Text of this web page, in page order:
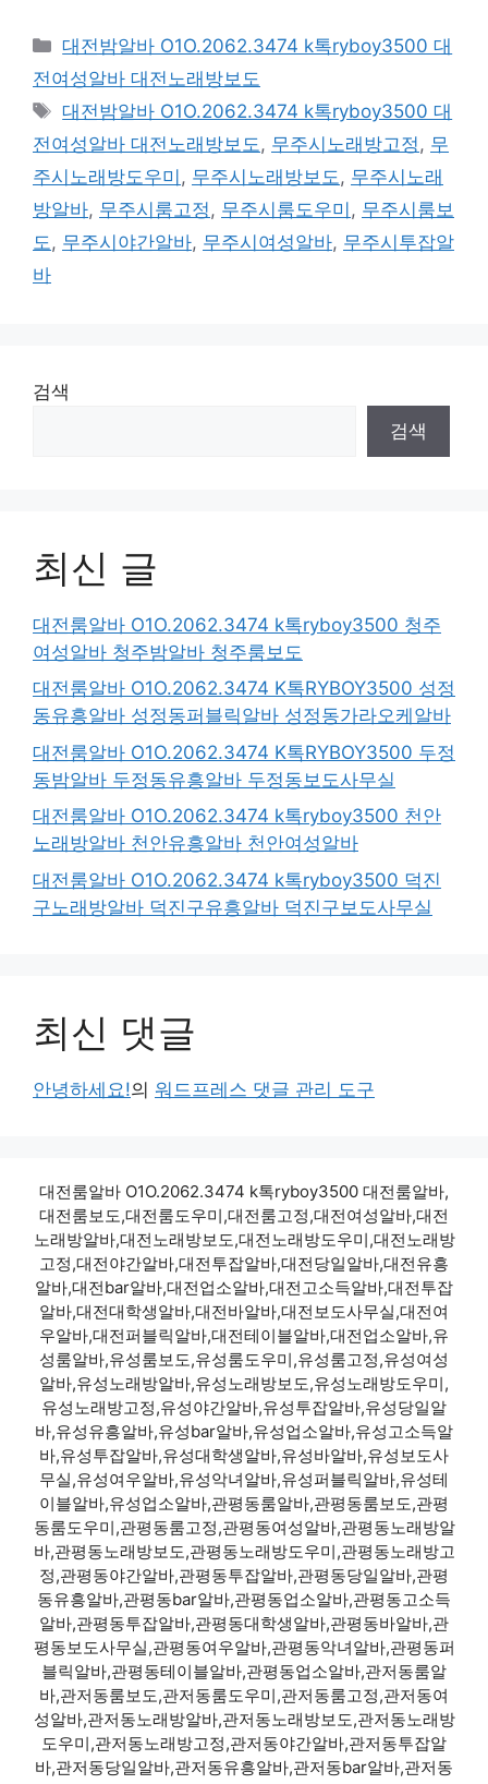
카
테
고
리
대전밤알바 O1O.2062.3474 k톡ryboy3500 대
전여성알바 대전노래방보도
태
그
대전밤알바 O1O.2062.3474 k톡ryboy3500 대
전여성알바 대전노래방보도 , 무주시노래방고정 , 무
주시노래방도우미 , 무주시노래방보도 , 무주시노래
방알바, 무주시룸고정 , 무주시룸도우미 , 무주시룸보
도 , 무주시야간알바, 무주시여성알바, 무주시투잡알
바
검색
검색
최신 글
대전룸알바 O1O.2062.3474 k톡ryboy3500 청주
여성알바 청주밤알바 청주룸보도
대전룸알바 O1O.2062.3474 K톡RYBOY3500 성정
동유흥알바 성정동퍼블릭알바 성정동가라오케알바
대전룸알바 O1O.2062.3474 K톡RYBOY3500 두정
동밤알바 두정동유흥알바 두정동보도사무실
대전룸알바 O1O.2062.3474 k톡ryboy3500 천안
노래방알바 천안유흥알바 천안여성알바
대전룸알바 O1O.2062.3474 k톡ryboy3500 덕진
구노래방알바 덕진구유흥알바 덕진구보도사무실
최신 댓글
안녕하세요!의 워드프레스 댓글 관리 도구
대전룸알바 O1O.2062.3474 k톡ryboy3500 대전룸알바,
대전룸보도,대전룸도우미,대전룸고정,대전여성알바,대전
노래방알바,대전노래방보도,대전노래방도우미,대전노래방
고정,대전야간알바,대전투잡알바,대전당일알바,대전유흥
알바,대전bar알바,대전업소알바,대전고소득알바,대전투잡
알바,대전대학생알바,대전바알바,대전보도사무실,대전여
우알바,대전퍼블릭알바,대전테이블알바,대전업소알바,유
성룸알바,유성룸보도,유성룸도우미,유성룸고정,유성여성
알바,유성노래방알바,유성노래방보도,유성노래방도우미,
유성노래방고정,유성야간알바,유성투잡알바,유성당일알
바,유성유흥알바,유성bar알바,유성업소알바,유성고소득알
바,유성투잡알바,유성대학생알바,유성바알바,유성보도사
무실,유성여우알바,유성악녀알바,유성퍼블릭알바,유성테
이블알바,유성업소알바,관평동룸알바,관평동룸보도,관평
동룸도우미,관평동룸고정,관평동여성알바,관평동노래방알
바,관평동노래방보도,관평동노래방도우미,관평동노래방고
정,관평동야간알바,관평동투잡알바,관평동당일알바,관평
동유흥알바,관평동bar알바,관평동업소알바,관평동고소득
알바,관평동투잡알바,관평동대학생알바,관평동바알바,관
평동보도사무실,관평동여우알바,관평동악녀알바,관평동퍼
블릭알바,관평동테이블알바,관평동업소알바,관저동룸알
바,관저동룸보도,관저동룸도우미,관저동룸고정,관저동여
성알바,관저동노래방알바,관저동노래방보도,관저동노래방
도우미,관저동노래방고정,관저동야간알바,관저동투잡알
바,관저동당일알바,관저동유흥알바,관저동bar알바,관저동